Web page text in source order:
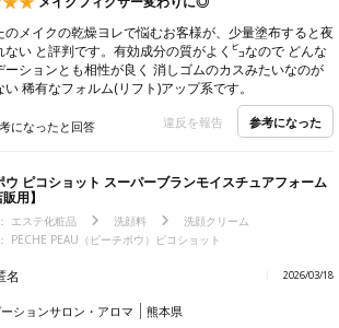
のメイクの乾燥ヨレで悩むお客様が、少量塗布すると夜
ない と評判です。有効成分の質がよく㌰なので どんな
ーションとも相性が良く 消しゴムのカスみたいなのが
い 稀有なフォルム(リフト)アップ系です。
になったと回答 違反を報告 参考になった
ウ ピコショット スーパーブランモイスチュアフォーム
用】
エステ化粧品 洗顔料
洗顔クリーム
PECHE PEAU（ピーチポウ）ピコショット
名 2026/03/18
ションサロン・アロマ 熊本県